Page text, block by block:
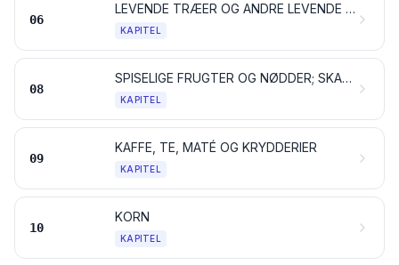
06
LEVENDE TRÆER OG ANDRE LEVENDE PLANTER; LØG, RØDDER OG LIGN.; AFSKÅRNE BLOMSTER OG BLADE
KAPITEL
08
SPISELIGE FRUGTER OG NØDDER; SKALLER AF CITRUSFRUGTER OG MELONER
KAPITEL
09
KAFFE, TE, MATÉ OG KRYDDERIER
KAPITEL
10
KORN
KAPITEL